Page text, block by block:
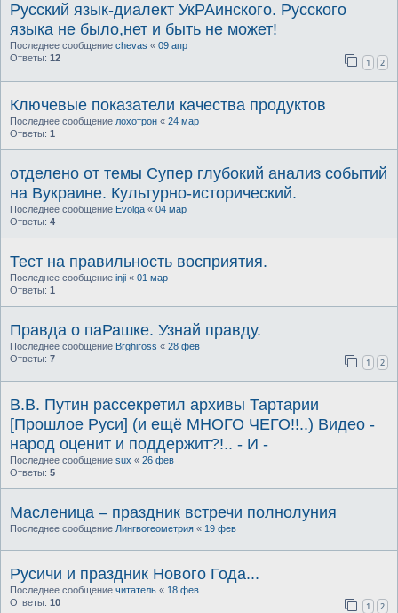
Русский язык-диалект УкРАинского. Русского
языка не было,нет и быть не может!
Последнее сообщение chevas « 09 апр
Ответы: 12 1 2
Ключевые показатели качества продуктов
Последнее сообщение лохотрон « 24 мар
Ответы: 1
отделено от темы Супер глубокий анализ событий
на Вукраине. Культурно-исторический.
Последнее сообщение Evolga « 04 мар
Ответы: 4
Тест на правильность восприятия.
Последнее сообщение inji « 01 мар
Ответы: 1
Правда о паРашке. Узнай правду.
Последнее сообщение Brghiross « 28 фев
Ответы: 7 1 2
В.В. Путин рассекретил архивы Тартарии
[Прошлое Руси] (и ещё МНОГО ЧЕГО!!..) Видео -
народ оценит и поддержит?!.. - И -
Последнее сообщение sux « 26 фев
Ответы: 5
Масленица – праздник встречи полнолуния
Последнее сообщение Лингвогеометрия « 19 фев
Русичи и праздник Нового Года...
Последнее сообщение читатель « 18 фев
Ответы: 10 1 2